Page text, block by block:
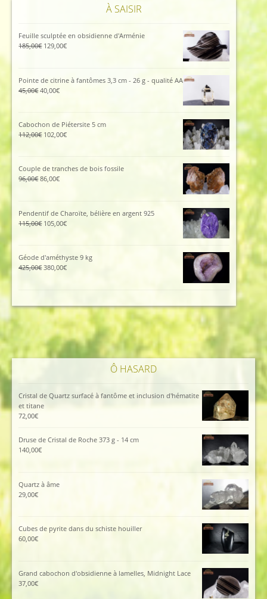
À SAISIR
Feuille sculptée en obsidienne d'Arménie
185,00€ Le
185,00€.
129,00€Le
est :
129,00€.
Pointe de citrine à fantômes 3,3 cm - 26 g - qualité AA
45,00€Le
45,00€.
40,00€Le
est :
40,00€.
Cabochon de Piétersite 5 cm
112,00€ Le
était :
112,00€.
102,00€Le
est :
Couple de tranches de bois fossile
96,00€Le
96,00€.
86,00€Le
86,00€.
Pendentif de Charoïte, bélière en argent 925
115,00€ Le
était :
115,00€.
105,00€Le
105,00€.
Géode d'améthyste 9 kg
425,00€ Le
425,00€.
380,00€Le
380,00€.
Ô HASARD
Cristal de Quartz surfacé à fantôme et inclusion d'hématite
et titane
72,00€
Druse de Cristal de Roche 373 g - 14 cm
140,00€
Quartz à âme
29,00€
Cubes de pyrite dans du schiste houiller
60,00€
Grand cabochon d'obsidienne à lamelles, Midnight Lace
37,00€